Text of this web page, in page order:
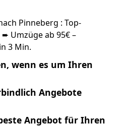
Pinneberg : Top-
Umzüge ab 95€ –
3 Min.
wenn es um Ihren
Angebote
Angebot für Ihren